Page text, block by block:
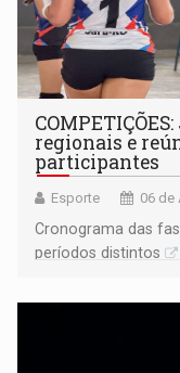
regionais e
participantes
Esporte 06 de
Cronograma das
períodos distintos